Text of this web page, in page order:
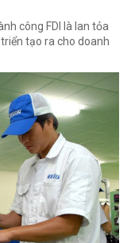
công FDI là lan tỏa
tạo ra cho doanh